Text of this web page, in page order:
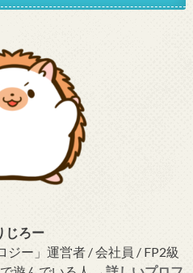
じろー
ジー」運営者 / 会社員 / FP2級